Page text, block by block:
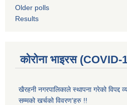
Older polls
Results
कोरोना भाइरस (COVID-
खैरहनी नगरपालिकाले स्थापना गरेको
सम्मको खर्चको विवरण'हरु !!